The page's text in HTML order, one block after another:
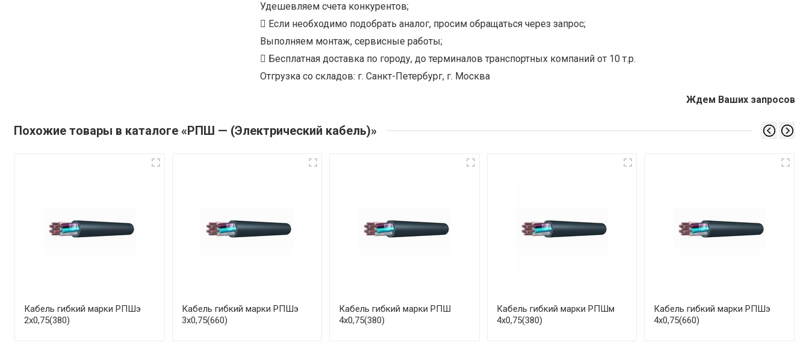
Удешевляем счета конкурентов;
Если необходимо подобрать аналог, просим обращаться через запрос;
Выполняем монтаж, сервисные работы;
Бесплатная доставка по городу, до терминалов транспортных компаний от 10 т.р.
Отгрузка со складов: г. Санкт-Петербург, г. Москва
Ждем Ваших запросов
Похожие товары в каталоге «РПШ — (Электрический кабель)»
Кабель гибкий марки РПШэ
2х0,75(380)
Кабель гибкий марки РПШэ
3х0,75(660)
Кабель гибкий марки РПШ
4х0,75(380)
Кабель гибкий марки РПШм
4х0,75(380)
Кабель гибкий марки РПШэ
4х0,75(660)